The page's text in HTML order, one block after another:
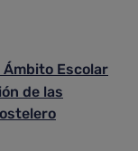
Escolar
de las